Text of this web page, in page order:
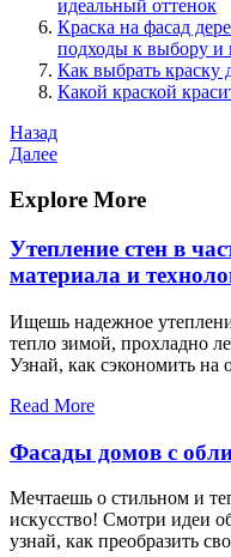
идеальный оттенок
Краска на фасад
подходы к выбору
Как выбрать краску
Какой краской
Навигация
по
записям
Предыдущая
запись
Назад
Следующая
Далее
Explore More
Утепление стен в
материала и
Ищешь надежное
тепло зимой, прохладно
Узнай, как сэкономить на
Read More
Фасады домов с
Мечтаешь о стильном и
искусство! Смотри идеи
узнай, как преобразить